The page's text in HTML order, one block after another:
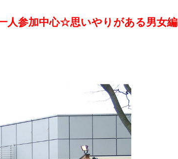
人参加中心☆思いやりがある男女編